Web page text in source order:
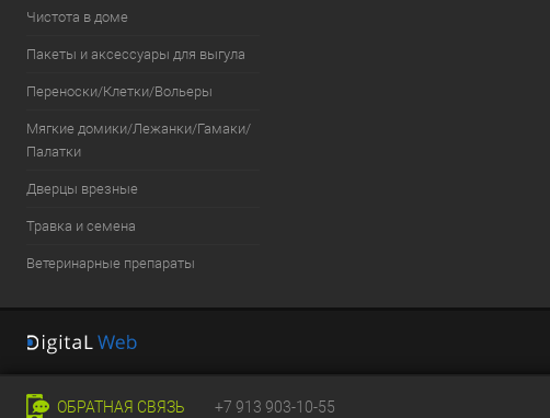
Чистота в доме
Пакеты и аксессуары для выгула
Переноски/Клетки/Вольеры
Мягкие домики/Лежанки/Гамаки/
Палатки
Дверцы врезные
Травка и семена
Ветеринарные препараты
ОБРАТНАЯ СВЯЗЬ +7 913 903-10-55